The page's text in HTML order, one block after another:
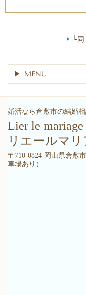
└
MENU
婚活なら倉敷市の結婚
Lier le mariage
リエールマ
〒710-0824 岡山県倉敷
車場あり）